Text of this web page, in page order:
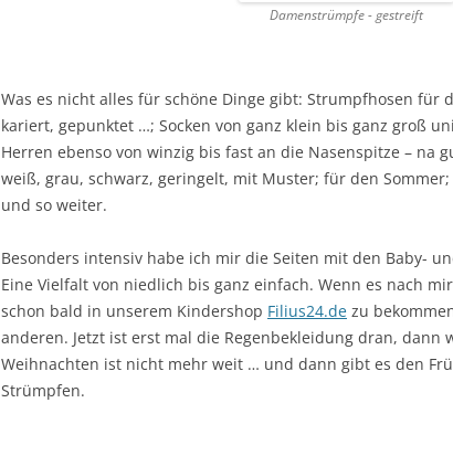
Damenstrümpfe - gestreift
Was es nicht alles für schöne Dinge gibt: Strumpfhosen für
kariert, gepunktet …; Socken von ganz klein bis ganz groß
Herren ebenso von winzig bis fast an die Nasenspitze – na
weiß, grau, schwarz, geringelt, mit Muster; für den
und so weiter.
Besonders intensiv habe ich mir die Seiten mit den Baby-
Eine Vielfalt von niedlich bis ganz einfach. Wenn es nach
schon bald in unserem Kindershop Filius24.de zu
anderen. Jetzt ist erst mal die Regenbekleidung dran, dann
Weihnachten ist nicht mehr weit … und dann gibt es den
Strümpfen.